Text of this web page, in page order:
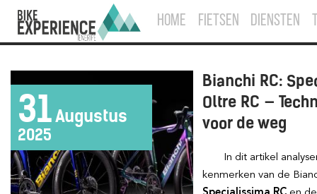
HOME FIETSEN DIENSTEN
31Augustus
2025
Bianchi RC:
Oltre RC —
voor de weg
In dit artikel analyseren we de belangrijkste
kenmerken van de